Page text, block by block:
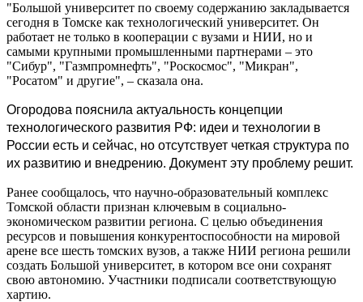
"Большой университет по своему содержанию закладывается
сегодня в Томске как технологический университет. Он
работает не только в кооперации с вузами и НИИ, но и
самыми крупными промышленными партнерами – это
"Сибур", "Газмпромнефть", "Роскосмос", "Микран",
"Росатом" и другие", – сказала она.
Огородова пояснила актуальность концепции
технологического развития РФ: идеи и технологии в
России есть и сейчас, но отсутствует четкая структура по
их развитию и внедрению. Документ эту проблему решит.
Ранее сообщалось, что научно-образовательный комплекс
Томской области признан ключевым в социально-
экономическом развитии региона. С целью объединения
ресурсов и повышения конкурентоспособности на мировой
арене все шесть томских вузов, а также НИИ региона решили
создать Большой университет, в котором все они сохранят
свою автономию. Участники подписали соответствующую
хартию.